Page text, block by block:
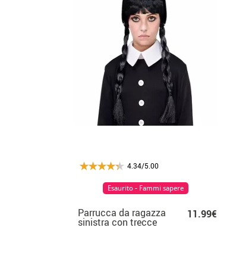
4.34/5.00
Parrucca da ragazza
sinistra con trecce
11.99€
Esaurito - Fammi sapere